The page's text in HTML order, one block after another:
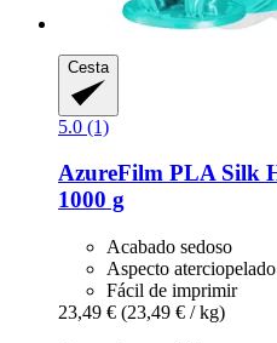
Cesta
5.0 (1)
AzureFilm PLA Silk
1000 g
Acabado sedoso
Aspecto aterciopelado
Fácil de imprimir
23,49 € (23,49 € / kg)